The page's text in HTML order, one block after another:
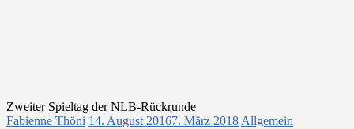
Zweiter Spieltag der NLB-Rückrunde
Fabienne Thöni 14. August 20167. März 2018 Allgemein